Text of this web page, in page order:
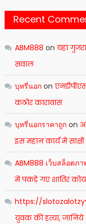
Recent
ABM888 on यहां
सवाल
บุหรี่นอกon
कठोर कारावास
บุหรี่นอกราคาถูกon
इस महान कार्य में साक्षी
ABM888 เว็บสล็อตภ
में पकड़े गए शातिर
https://
युवक की हत्या, जानिये